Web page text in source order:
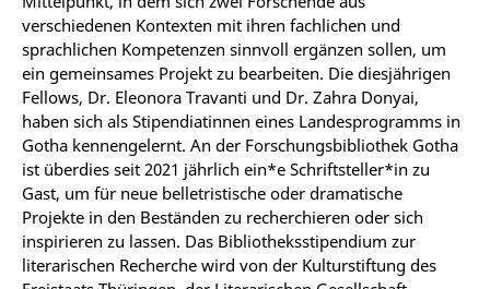
verschiedenen Kontexten mit ihren fachlichen und
sprachlichen Kompetenzen sinnvoll ergänzen sollen, um
ein gemeinsames Projekt zu bearbeiten. Die diesjährigen
Fellows, Dr. Eleonora Travanti und Dr. Zahra Donyai,
haben sich als Stipendiatinnen eines Landesprogramms in
Gotha kennengelernt. An der Forschungsbibliothek Gotha
ist überdies seit 2021 jährlich ein*e Schriftsteller*in zu
Gast, um für neue belletristische oder dramatische
Projekte in den Beständen zu recherchieren oder sich
inspirieren zu lassen. Das Bibliotheksstipendium zur
literarischen Recherche wird von der Kulturstiftung des